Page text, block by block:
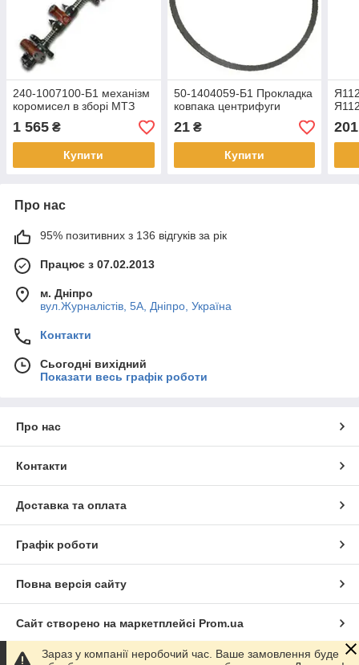
240-1007100-Б1 механізм
коромисел в зборі МТЗ
1 565 ₴
Купити
50-1404059-Б1 Прокладка
ковпака центрифуги
21₴
Купити
201
Про нас
95% позитивних з 136 відгуків за рік
Працює з 07.02.2013
м. Дніпро
вул.Журналістів, 5А, Дніпро, Україна
Контакти
Сьогодні вихідний
Показати весь графік роботи
Про нас
Контакти
Доставка та оплата
Графік роботи
Повна версія сайту
Сайт створено на маркетплейсі Prom.ua
Зараз у компанії неробочий час. Ваше замовлення буде